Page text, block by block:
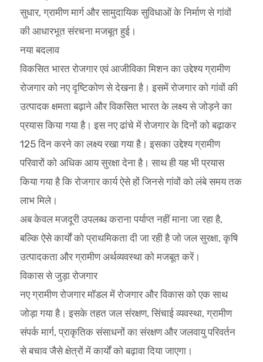
सुधार, ग्रामीण मार्ग और सामुदायिक सुविधाओं के निर्माण से गांवों
की आधारभूत संरचना मजबूत हुई।
नया बदलाव
विकसित भारत रोजगार एवं आजीविका मिशन का उद्देश्य ग्रामीण
रोजगार को नए दृष्टिकोण से देखना है। इसमें रोजगार को गांवों की
उत्पादक क्षमता बढ़ाने और विकसित भारत के लक्ष्य से जोड़ने का
प्रयास किया गया है। इस नए ढांचे में रोजगार के दिनों को बढ़ाकर
125 दिन करने का लक्ष्य रखा गया है। इसका उद्देश्य ग्रामीण
परिवारों को अधिक आय सुरक्षा देना है। साथ ही यह भी प्रयास
किया गया है कि रोजगार कार्य ऐसे हों जिनसे गांवों को लंबे समय तक
लाभ मिले।
अब केवल मजदूरी उपलब्ध कराना पर्याप्त नहीं माना जा रहा है,
बल्कि ऐसे कार्यों को प्राथमिकता दी जा रही है जो जल सुरक्षा, कृषि
उत्पादकता और ग्रामीण अर्थव्यवस्था को मजबूत करें।
विकास से जुड़ा रोजगार
नए ग्रामीण रोजगार मॉडल में रोजगार और विकास को एक साथ
जोड़ा गया है। इसके तहत जल संरक्षण, सिंचाई व्यवस्था, ग्रामीण
संपर्क मार्ग, प्राकृतिक संसाधनों का संरक्षण और जलवायु परिवर्तन
से बचाव जैसे क्षेत्रों में कार्यों को बढ़ावा दिया जाएगा।